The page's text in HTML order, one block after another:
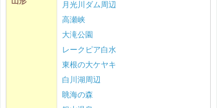
月光川ダム周辺
高瀬峡
大滝公園
レークピア白水
東根の大ケヤキ
白川湖周辺
眺海の森